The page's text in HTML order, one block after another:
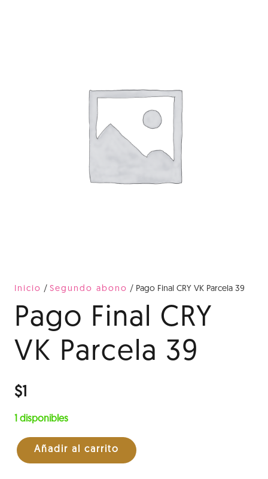
Inicio / Segundo abono / Pago Final CRY VK Parcela 39
Pago Final CRY
VK Parcela 39
$1
1 disponibles
Pago
Añadir al carrito